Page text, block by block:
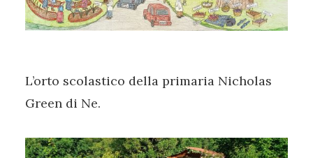
L’orto scolastico della primaria Nicholas
Green di Ne.